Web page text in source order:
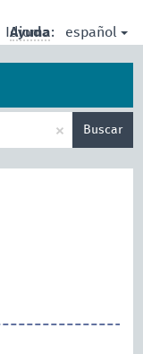
Idioma: español
Ayuda
× Buscar